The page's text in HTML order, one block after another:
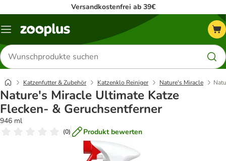
Versandkostenfrei ab 39€
Menü
Produkte
suchen
Katzenfutter & Zubehör Katzenklo Reiniger Nature's Miracle
Nature's Miracle Ultimate Katze
Flecken- & Geruchsentferner
946 ml
(0) Produkt bewerten